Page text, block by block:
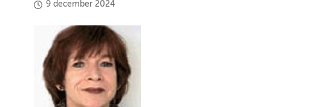
9 december 2024